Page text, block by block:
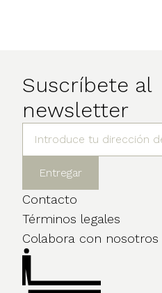
Suscríbete al
newsletter
Contacto
Términos legales
Colabora con nosotros